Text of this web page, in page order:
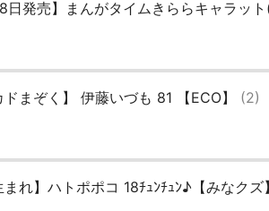
日発売】まんがタイムきららキャラッ
ドまぞく】 伊藤いづも 81 【ECO】 (2)
まれ】ハトポポコ 18ﾁｭﾝﾁｭﾝ♪【みなクズ